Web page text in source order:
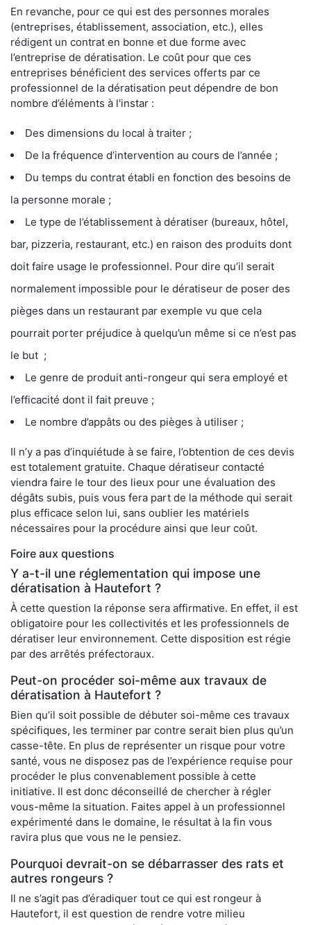
En revanche, pour ce qui est des personnes morales
(entreprises, établissement, association, etc.), elles
rédigent un contrat en bonne et due forme avec
l’entreprise de dératisation. Le coût pour que ces
entreprises bénéficient des services offerts par ce
professionnel de la dératisation peut dépendre de bon
nombre d’éléments à l'instar :
Des dimensions du local à traiter ;
De la fréquence d’intervention au cours de l’année ;
Du temps du contrat établi en fonction des besoins de
la personne morale ;
Le type de l’établissement à dératiser (bureaux, hôtel,
bar, pizzeria, restaurant, etc.) en raison des produits dont
doit faire usage le professionnel. Pour dire qu’il serait
normalement impossible pour le dératiseur de poser des
pièges dans un restaurant par exemple vu que cela
pourrait porter préjudice à quelqu’un même si ce n’est pas
le but ;
Le genre de produit anti-rongeur qui sera employé et
l’efficacité dont il fait preuve ;
Le nombre d’appâts ou des pièges à utiliser ;
Il n’y a pas d’inquiétude à se faire, l’obtention de ces devis
est totalement gratuite. Chaque dératiseur contacté
viendra faire le tour des lieux pour une évaluation des
dégâts subis, puis vous fera part de la méthode qui serait
plus efficace selon lui, sans oublier les matériels
nécessaires pour la procédure ainsi que leur coût.
Foire aux questions
Y a-t-il une réglementation qui impose une
dératisation à Hautefort ?
À cette question la réponse sera affirmative. En effet, il est
obligatoire pour les collectivités et les professionnels de
dératiser leur environnement. Cette disposition est régie
par des arrêtés préfectoraux.
Peut-on procéder soi-même aux travaux de
dératisation à Hautefort ?
Bien qu’il soit possible de débuter soi-même ces travaux
spécifiques, les terminer par contre serait bien plus qu’un
casse-tête. En plus de représenter un risque pour votre
santé, vous ne disposez pas de l’expérience requise pour
procéder le plus convenablement possible à cette
initiative. Il est donc déconseillé de chercher à régler
vous-même la situation. Faites appel à un professionnel
expérimenté dans le domaine, le résultat à la fin vous
ravira plus que vous ne le pensiez.
Pourquoi devrait-on se débarrasser des rats et
autres rongeurs ?
Il ne s’agit pas d’éradiquer tout ce qui est rongeur à
Hautefort, il est question de rendre votre milieu